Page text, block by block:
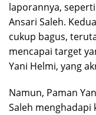
laporannya,
Ansari Saleh.
cukup bagus,
mencapai target
Yani Helmi, yang
Namun, Paman
Saleh menghadapi